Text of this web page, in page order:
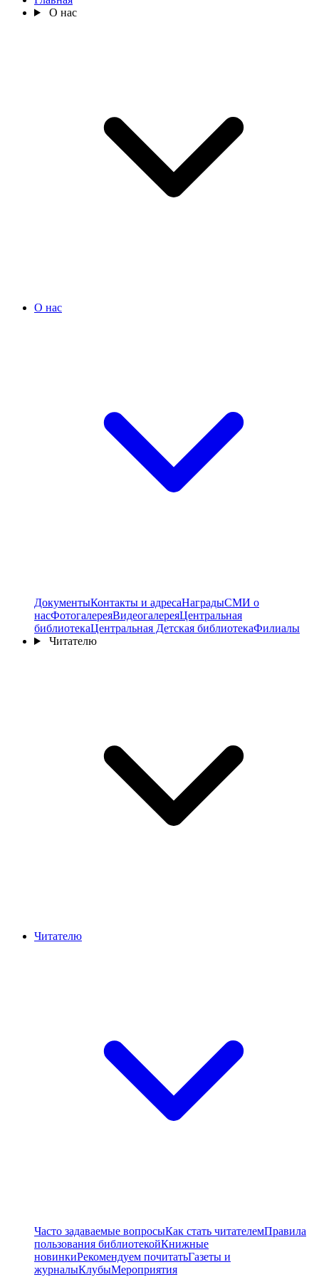
О нас
О нас
ДокументыКонтакты и адресаНаградыСМИ о
насФотогалереяВидеогалереяЦентральная
библиотекаЦентральная Детская библиотекаФилиалы
Читателю
Читателю
Часто задаваемые вопросыКак стать читателемПравила
пользования библиотекойКнижные
новинкиРекомендуем почитатьГазеты и
журналыКлубыМероприятия